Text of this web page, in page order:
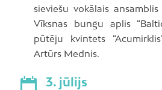
sieviešu vokālais ansamblis
Vīksnas bungu aplis
pūtēju kvintets
Artūrs Mednis.
3. jūlijs